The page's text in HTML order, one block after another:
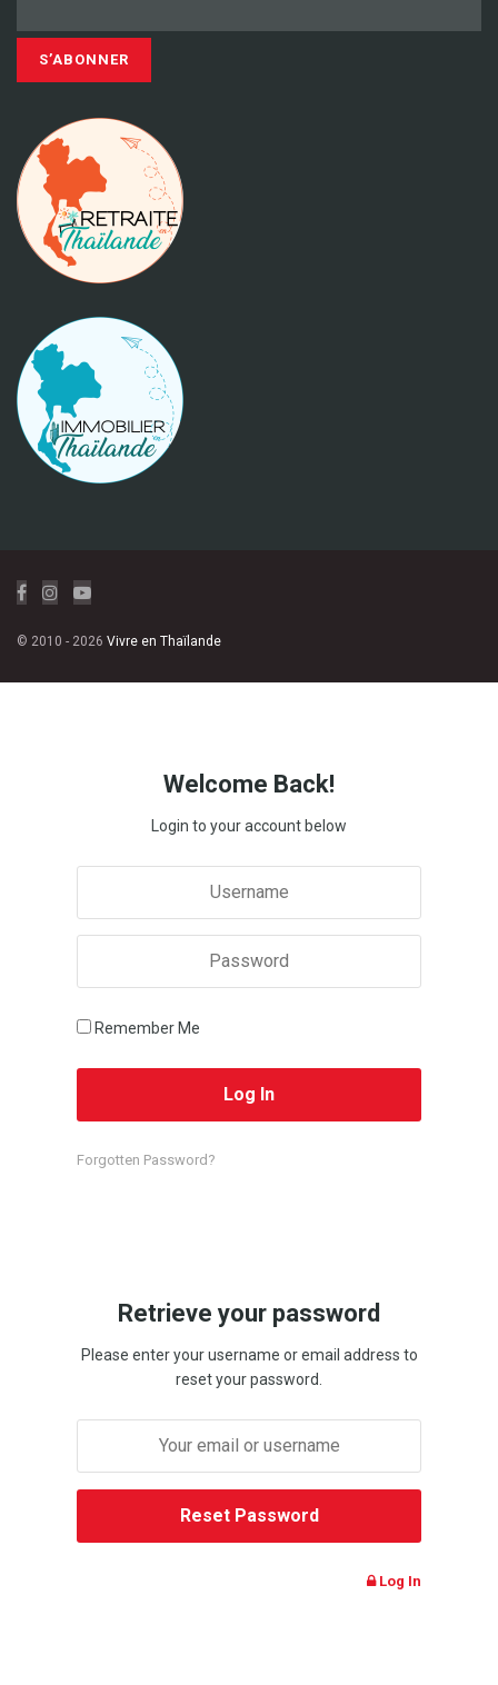
© 2010 - 2026 Vivre en Thaïlande
Welcome Back!
Login to your account below
Remember Me
Forgotten Password?
Retrieve your password
Please enter your username or email address to
reset your password.
Log In